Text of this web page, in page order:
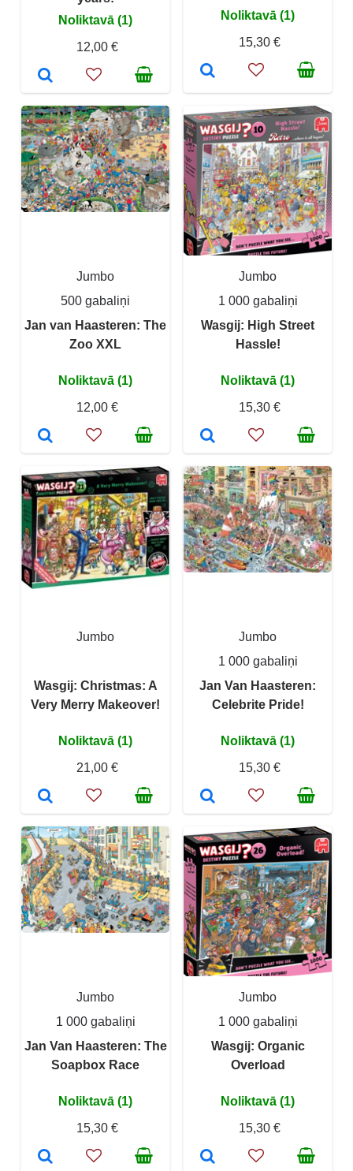
Noliktavā (1)
12,00 €
Noliktavā (1)
15,30 €
Jumbo
500 gabaliņi
Jan van Haasteren: The
Zoo XXL
Noliktavā (1)
12,00 €
Jumbo
1 000 gabaliņi
Wasgij: High Street
Hassle!
Noliktavā (1)
15,30 €
Jumbo
Wasgij: Christmas: A
Very Merry Makeover!
Noliktavā (1)
21,00 €
Jumbo
1 000 gabaliņi
Jan Van Haasteren:
Celebrite Pride!
Noliktavā (1)
15,30 €
Jumbo
1 000 gabaliņi
Jan Van Haasteren: The
Soapbox Race
Noliktavā (1)
15,30 €
Jumbo
1 000 gabaliņi
Wasgij: Organic
Overload
Noliktavā (1)
15,30 €